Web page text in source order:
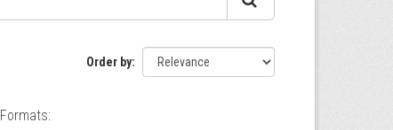
Order by
Formats: